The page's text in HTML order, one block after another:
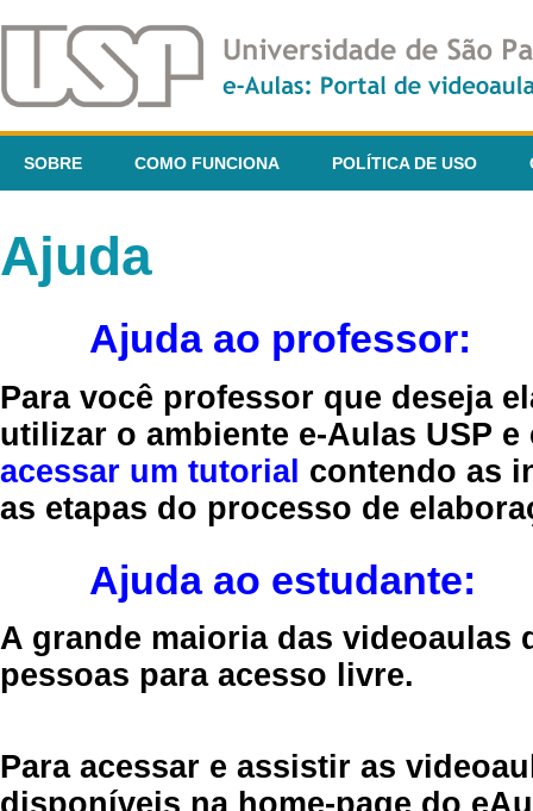
SOBRE COMO FUNCIONA POLÍTICA DE USO
Ajuda
Ajuda ao professor:
Para você professor que deseja
utilizar o ambiente e-Aulas USP
acessar um tutorial contendo as
as etapas do processo de
Ajuda ao estudante:
A grande maioria das videoaulas
pessoas para acesso livre.
Para acessar e assistir as
disponíveis na home-page do